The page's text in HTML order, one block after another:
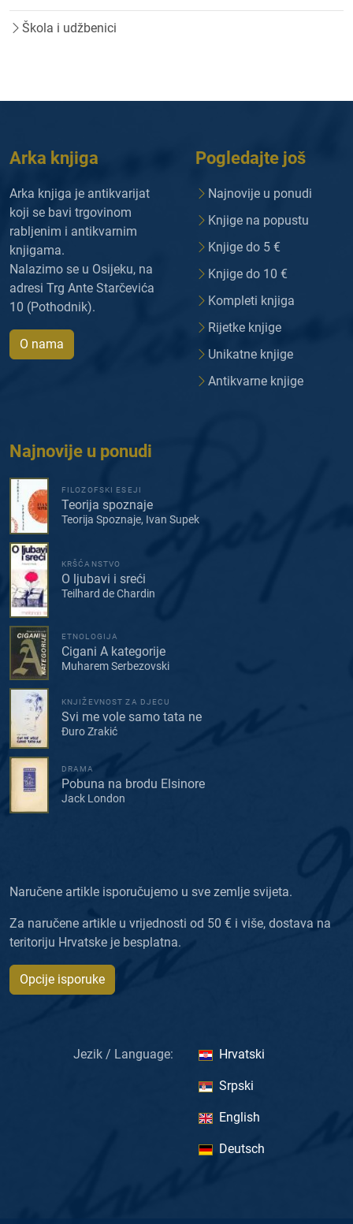
Škola i udžbenici
Arka knjiga
Arka knjiga je antikvarijat
koji se bavi trgovinom
rabljenim i antikvarnim
knjigama.
Nalazimo se u Osijeku, na
adresi Trg Ante Starčevića
10 (Pothodnik).
O nama
Pogledajte još
Najnovije u ponudi
Knjige na popustu
Knjige do 5 €
Knjige do 10 €
Kompleti knjiga
Rijetke knjige
Unikatne knjige
Antikvarne knjige
Najnovije u ponudi
FILOZOFSKI ESEJI
Teorija spoznaje
Teorija Spoznaje, Ivan Supek
KRŠĆANSTVO
O ljubavi i sreći
Teilhard de Chardin
ETNOLOGIJA
Cigani A kategorije
Muharem Serbezovski
KNJIŽEVNOST ZA DJECU
Svi me vole samo tata ne
Đuro Zrakić
DRAMA
Pobuna na brodu Elsinore
Jack London
Naručene artikle isporučujemo u sve zemlje svijeta.
Za naručene artikle u vrijednosti od 50 € i više, dostava na
teritoriju Hrvatske je besplatna.
Opcije isporuke
Jezik / Language: Hrvatski
Srpski
English
Deutsch